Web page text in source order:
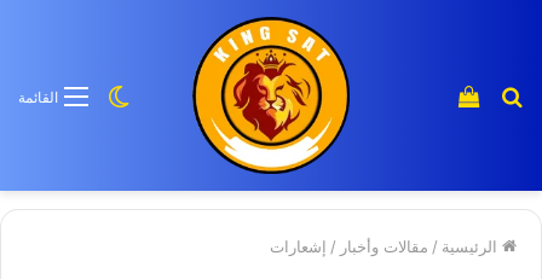
القائمة الوضع
بحث
الرئيسية / مقالات وأخبار / إشعارات